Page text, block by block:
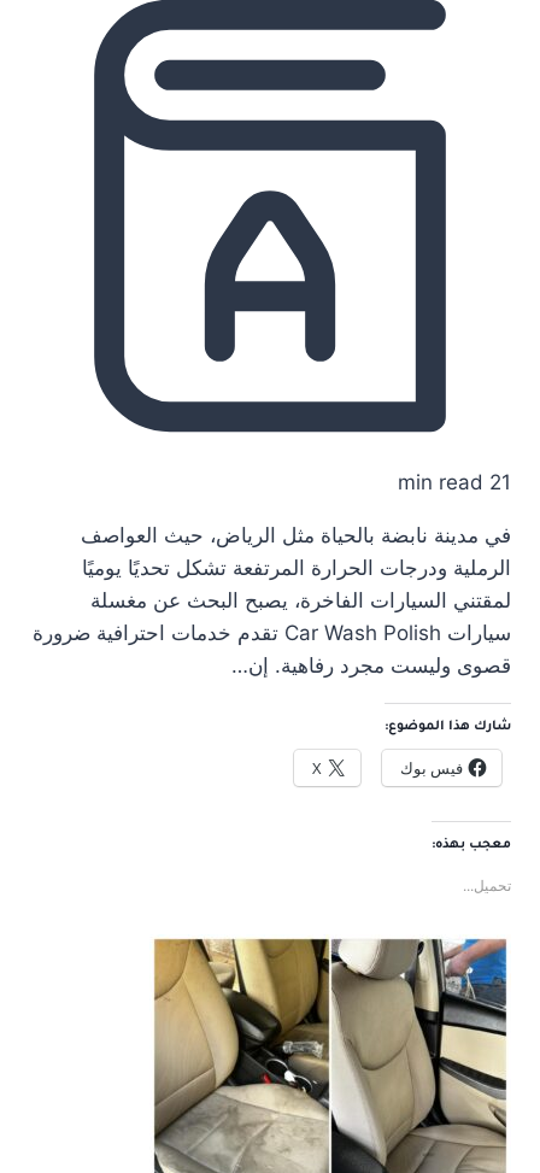
21 min read
في مدينة نابضة بالحياة مثل الرياض، حيث العواصف
الرملية ودرجات الحرارة المرتفعة تشكل تحديًا يوميًا
لمقتني السيارات الفاخرة، يصبح البحث عن مغسلة
سيارات Car Wash Polish تقدم خدمات احترافية ضرورة
قصوى وليست مجرد رفاهية. إن…
شارك هذا الموضوع:
فيس بوك X
معجب بهذه:
تحميل...